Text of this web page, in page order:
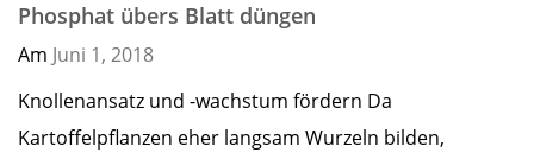
Phosphat übers Blatt düngen
Am Juni 1, 2018
Knollenansatz und -wachstum fördern Da
Kartoffelpflanzen eher langsam Wurzeln bilden,